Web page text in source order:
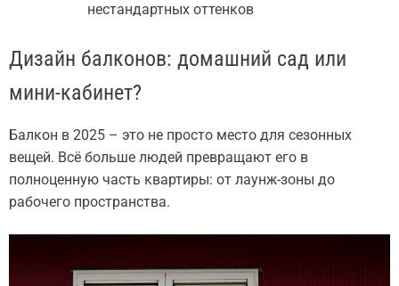
нестандартных оттенков
Дизайн балконов: домашний сад или
мини-кабинет?
Балкон в 2025 – это не просто место для сезонных
вещей. Всё больше людей превращают его в
полноценную часть квартиры: от лаунж-зоны до
рабочего пространства.